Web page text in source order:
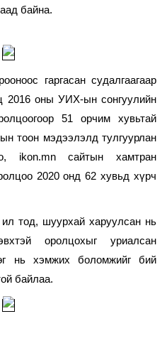
байна.
гаргасан судалгаагаар
2016 оны УИХ-ын сонгуулийн
51 орчим хувьтай
тоон мэдээлэлд тулгуурлан
ikon.mn сайтын хамтран
2020 онд 62 хувьд хүрч
тод, шуурхай харуулсан нь
оролцохыг уриалсан
нь хэмжих боломжийг бий
байлаа.